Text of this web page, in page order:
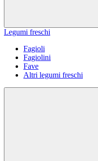
Legumi freschi
Fagioli
Fagiolini
Fave
Altri legumi freschi